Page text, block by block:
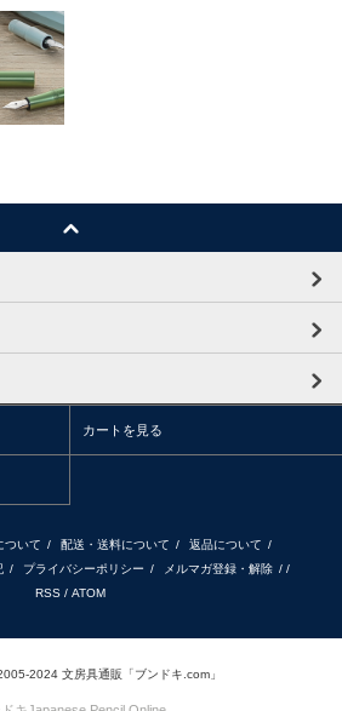
カートを見る
ついて / 配送・送料について / 返品について /
/ プライバシーポリシー / メルマガ登録・解除 / /
RSS / ATOM
2024 文房具通販「ブンドキ.com」